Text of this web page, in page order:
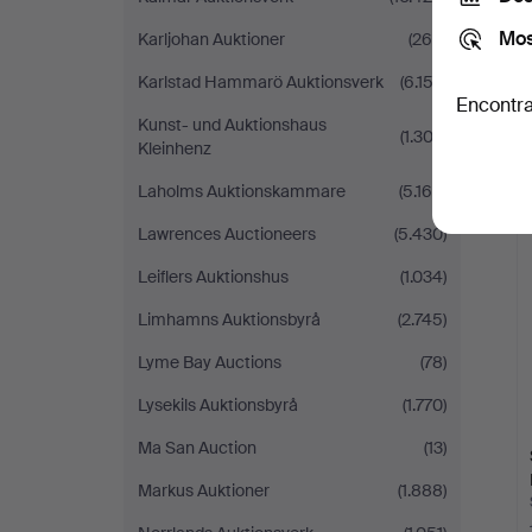
Karljohan Auktioner
(265)
Karlstad Hammarö Auktionsverk
(6.152)
Kunst- und Auktionshaus
Kleinhenz
(1.303)
Laholms Auktionskammare
(5.169)
Lawrences Auctioneers
(5.430)
Leiflers Auktionshus
(1.034)
Limhamns Auktionsbyrå
(2.745)
Lyme Bay Auctions
(78)
Lysekils Auktionsbyrå
(1.770)
Ma San Auction
(13)
Markus Auktioner
(1.888)